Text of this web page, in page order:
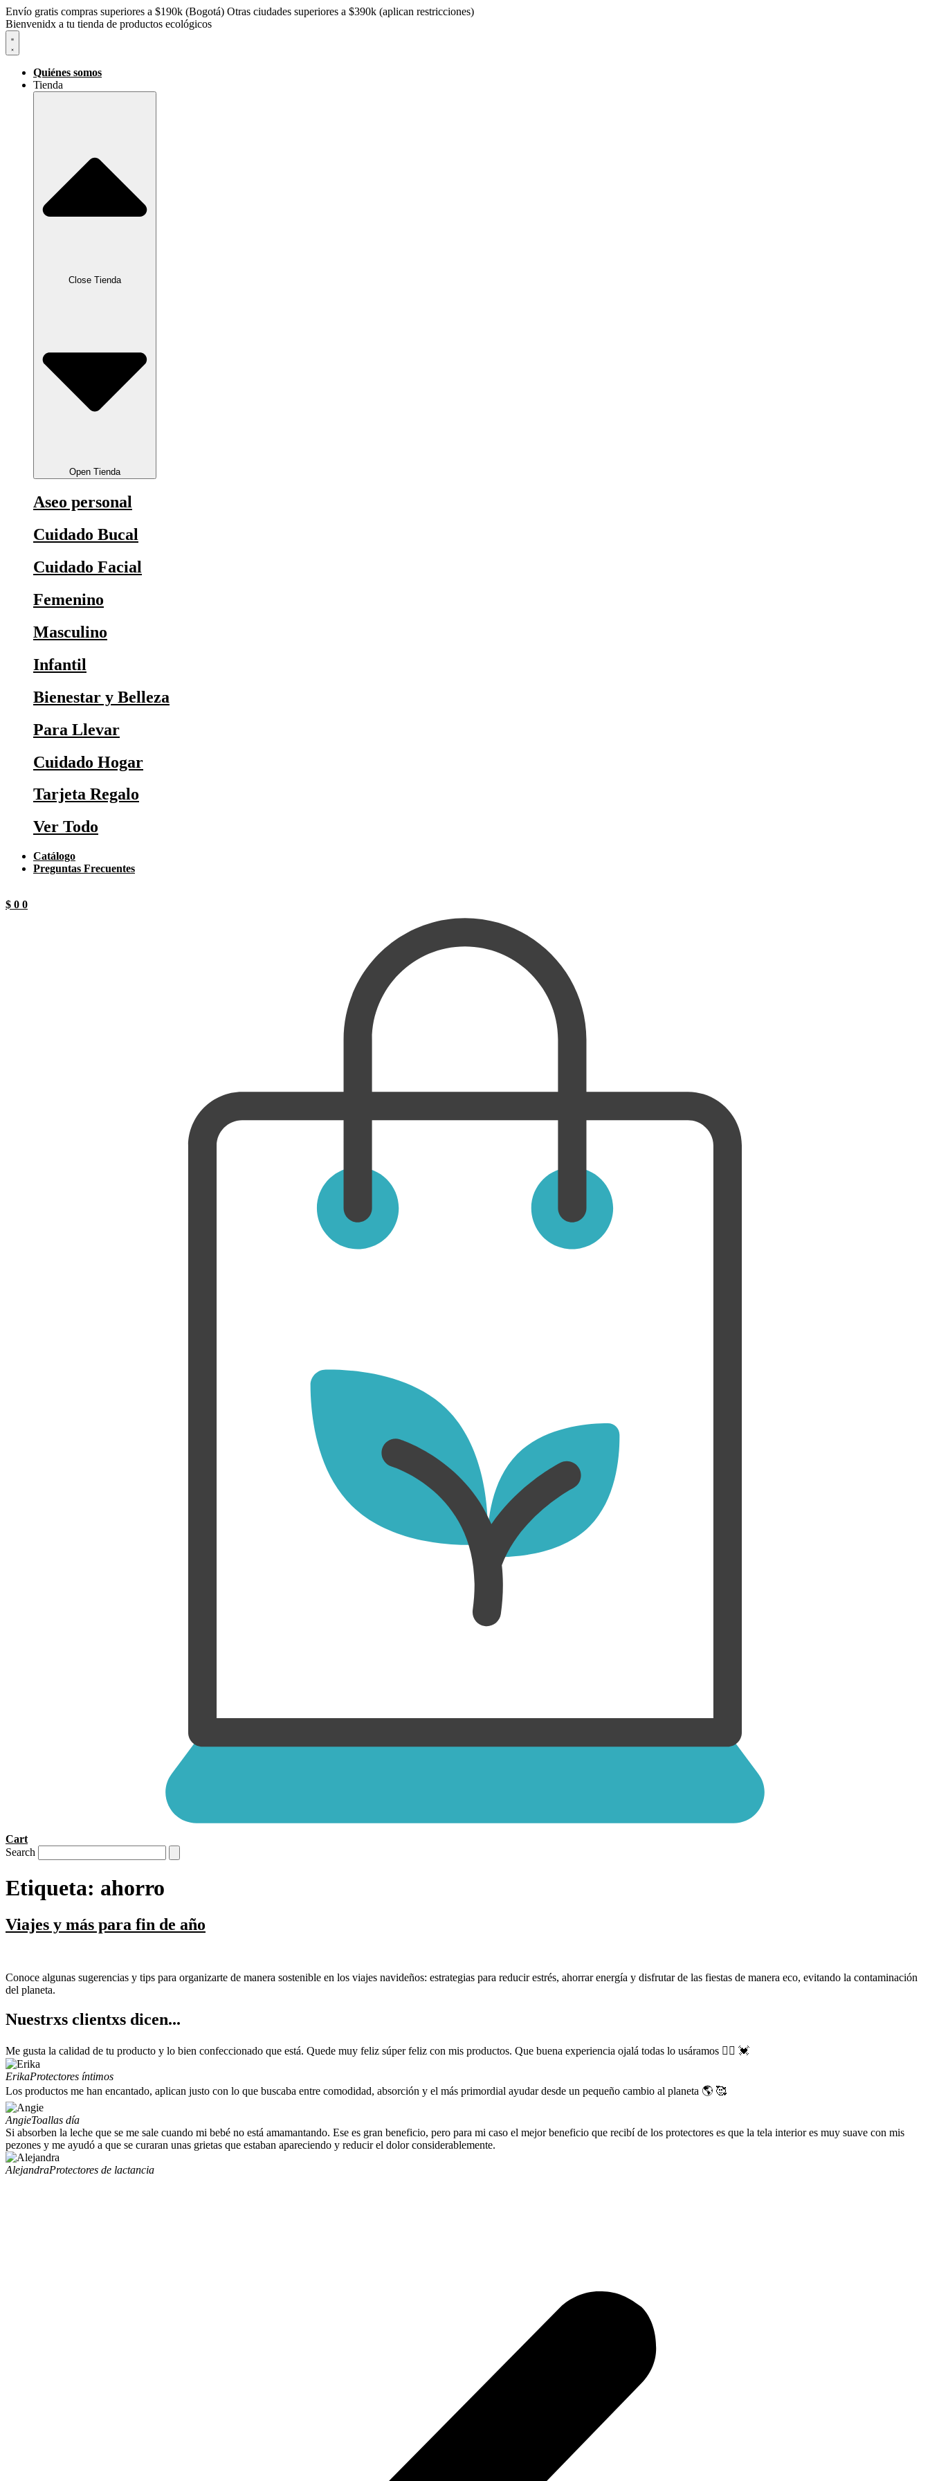
Envío gratis compras superiores a $190k (Bogotá) Otras ciudades superiores a $390k (aplican restricciones)
Bienvenidx a tu tienda de productos ecológicos
Quiénes somos
Tienda
Close Tienda
Open Tienda
Aseo personal
Cuidado Bucal
Cuidado Facial
Femenino
Masculino
Infantil
Bienestar y Belleza
Para Llevar
Cuidado Hogar
Tarjeta Regalo
Ver Todo
Catálogo
Preguntas Frecuentes
$ 0 0
Cart
Search
Etiqueta: ahorro
Viajes y más para fin de año
Conoce algunas sugerencias y tips para organizarte de manera sostenible en los viajes navideños: estrategias para reducir estrés, ahorrar energía y disfrutar de las fiestas de manera eco, evitando la contaminación
del planeta.
Nuestrxs clientxs dicen...
Me gusta la calidad de tu producto y lo bien confeccionado que está. Quede muy feliz súper feliz con mis productos. Que buena experiencia ojalá todas lo usáramos 👯‍♀️ 💓
ErikaProtectores íntimos
Los productos me han encantado, aplican justo con lo que buscaba entre comodidad, absorción y el más primordial ayudar desde un pequeño cambio al planeta 🌎 🥰
AngieToallas día
Si absorben la leche que se me sale cuando mi bebé no está amamantando. Ese es gran beneficio, pero para mi caso el mejor beneficio que recibí de los protectores es que la tela interior es muy suave con mis
pezones y me ayudó a que se curaran unas grietas que estaban apareciendo y reducir el dolor considerablemente.
AlejandraProtectores de lactancia